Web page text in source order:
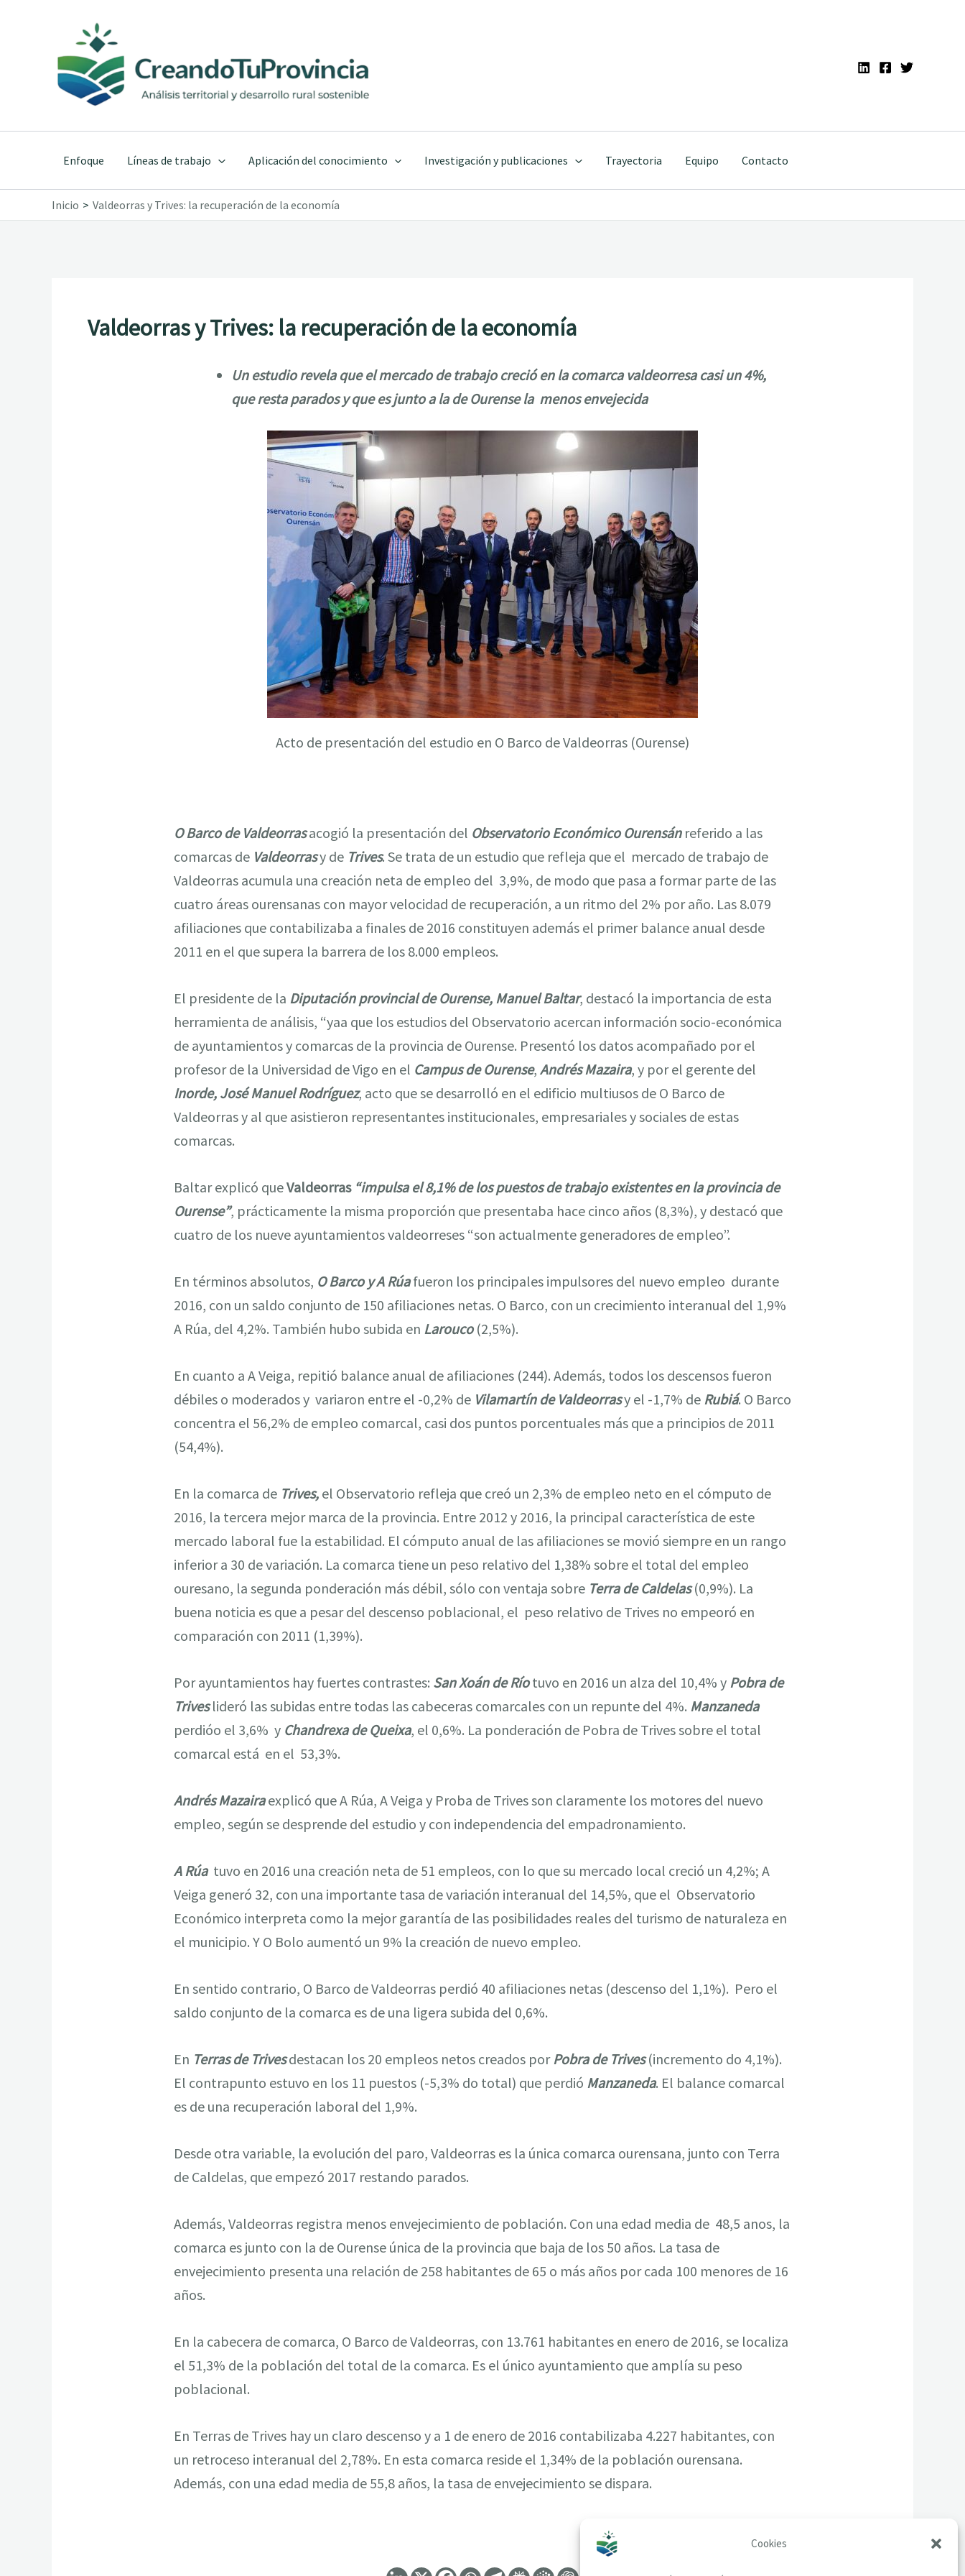
Cookies
contenido
Enfoque Líneas de trabajo Aplicación del conocimiento Investigación y publicaciones Trayectoria Equipo Contacto
Inicio Valdeorras y Trives: la recuperación de la economía
Valdeorras y Trives: la recuperación de la economía
Un estudio revela que el mercado de trabajo creció en la comarca valdeorresa casi un 4%,
que resta parados y que es junto a la de Ourense la menos envejecida
Acto de presentación del estudio en O Barco de Valdeorras (Ourense)
O Barco de Valdeorrasacogió la presentación del Observatorio Económico Ourensánreferido a las
comarcas de Valdeorrasy de Trives. Se trata de un estudio que refleja que el mercado de trabajo de
Valdeorras acumula una creación neta de empleo del 3,9%, de modo que pasa a formar parte de las
cuatro áreas ourensanas con mayor velocidad de recuperación, a un ritmo del 2% por año. Las 8.079
afiliaciones que contabilizaba a finales de 2016 constituyen además el primer balance anual desde
2011 en el que supera la barrera de los 8.000 empleos.
El presidente de la Diputación provincial de Ourense, Manuel Baltar, destacó la importancia de esta
herramienta de análisis, “yaa que los estudios del Observatorio acercan información socio-económica
de ayuntamientos y comarcas de la provincia de Ourense. Presentó los datos acompañado por el
profesor de la Universidad de Vigo en el Campus de Ourense, Andrés Mazaira, y por el gerente del
Inorde, José Manuel Rodríguez, acto que se desarrolló en el edificio multiusos de O Barco de
Valdeorras y al que asistieron representantes institucionales, empresariales y sociales de estas
comarcas.
Baltar explicó queValdeorras“impulsa el 8,1% de los puestos de trabajo existentes en la provincia de
Ourense”, prácticamente la misma proporción que presentaba hace cinco años (8,3%), y destacó que
cuatro de los nueve ayuntamientos valdeorreses “son actualmente generadores de empleo”.
En términos absolutos, O Barco y A Rúafueron los principales impulsores del nuevo empleo durante
2016, con un saldo conjunto de 150 afiliaciones netas. O Barco, con un crecimiento interanual del 1,9%
A Rúa, del 4,2%. También hubo subida en Larouco(2,5%).
En cuanto a A Veiga, repitió balance anual de afiliaciones (244). Además, todos los descensos fueron
débiles o moderados y variaron entre el -0,2% de Vilamartín de Valdeorrasy el -1,7% de Rubiá. O Barco
concentra el 56,2% de empleo comarcal, casi dos puntos porcentuales más que a principios de 2011
(54,4%).
En la comarca de Trives, el Observatorio refleja que creó un 2,3% de empleo neto en el cómputo de
2016, la tercera mejor marca de la provincia. Entre 2012 y 2016, la principal característica de este
mercado laboral fue la estabilidad. El cómputo anual de las afiliaciones se movió siempre en un rango
inferior a 30 de variación. La comarca tiene un peso relativo del 1,38% sobre el total del empleo
ouresano, la segunda ponderación más débil, sólo con ventaja sobre Terra de Caldelas(0,9%). La
buena noticia es que a pesar del descenso poblacional, el peso relativo de Trives no empeoró en
comparación con 2011 (1,39%).
Por ayuntamientos hay fuertes contrastes: San Xoán de Ríotuvo en 2016 un alza del 10,4% y Pobra de
Triveslideró las subidas entre todas las cabeceras comarcales con un repunte del 4%. Manzaneda
perdióo el 3,6% y Chandrexa de Queixa, el 0,6%. La ponderación de Pobra de Trives sobre el total
comarcal está en el 53,3%.
Andrés Mazairaexplicó que A Rúa, A Veiga y Proba de Trives son claramente los motores del nuevo
empleo, según se desprende del estudio y con independencia del empadronamiento.
A Rúatuvo en 2016 una creación neta de 51 empleos, con lo que su mercado local creció un 4,2%; A
Veiga generó 32, con una importante tasa de variación interanual del 14,5%, que el Observatorio
Económico interpreta como la mejor garantía de las posibilidades reales del turismo de naturaleza en
el municipio. Y O Bolo aumentó un 9% la creación de nuevo empleo.
En sentido contrario, O Barco de Valdeorras perdió 40 afiliaciones netas (descenso del 1,1%). Pero el
saldo conjunto de la comarca es de una ligera subida del 0,6%.
En Terras de Trivesdestacan los 20 empleos netos creados por Pobra de Trives(incremento do 4,1%).
El contrapunto estuvo en los 11 puestos (-5,3% do total) que perdió Manzaneda. El balance comarcal
es de una recuperación laboral del 1,9%.
Desde otra variable, la evolución del paro, Valdeorras es la única comarca ourensana, junto con Terra
de Caldelas, que empezó 2017 restando parados.
Además, Valdeorras registra menos envejecimiento de población. Con una edad media de 48,5 anos, la
comarca es junto con la de Ourense única de la provincia que baja de los 50 años. La tasa de
envejecimiento presenta una relación de 258 habitantes de 65 o más años por cada 100 menores de 16
años.
En la cabecera de comarca, O Barco de Valdeorras, con 13.761 habitantes en enero de 2016, se localiza
el 51,3% de la población del total de la comarca. Es el único ayuntamiento que amplía su peso
poblacional.
En Terras de Trives hay un claro descenso y a 1 de enero de 2016 contabilizaba 4.227 habitantes, con
un retroceso interanual del 2,78%. En esta comarca reside el 1,34% de la población ourensana.
Además, con una edad media de 55,8 años, la tasa de envejecimiento se dispara.